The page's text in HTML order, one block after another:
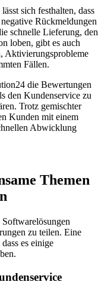
sich festhalten, dass
Rückmeldungen
schnelle Lieferung, den
loben, gibt es auch
Aktivierungsprobleme
Fällen.
die Bewertungen
den Kundenservice zu
Trotz gemischter
Kunden mit einem
Abwicklung
Themen
zu teilen. Eine
es einige